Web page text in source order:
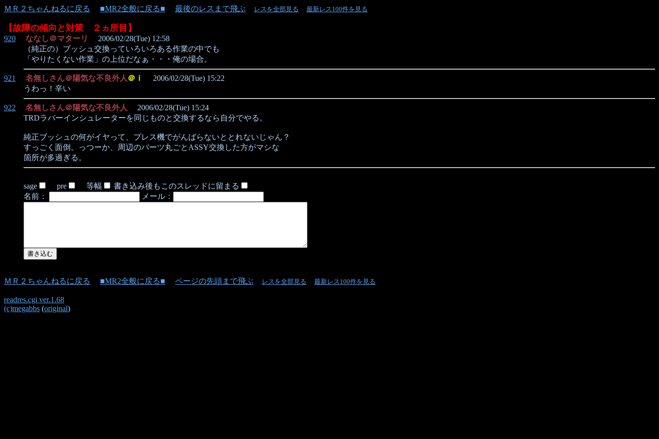
ＭＲ２ちゃんねるに戻る ■MR2全般に戻る■ 最後のレスまで飛ぶ レスを全部見る 最新レス100件を見る
【故障の傾向と対策 ２ヵ所目】
920 ななし＠マターリ
2006/02/28(Tue) 12:58
（純正の）ブッシュ交換っていろいろある作業の中でも
「やりたくない作業」の上位だなぁ・・・俺の場合。
921 名無しさん＠陽気な不良外人 ＠ｉ
2006/02/28(Tue) 15:22
うわっ！辛い
922 名無しさん＠陽気な不良外人
2006/02/28(Tue) 15:24
TRDラバーインシュレーターを同じものと交換するなら自分でやる。
純正ブッシュの何がイヤって、プレス機でがんばらないととれないじゃん？
すっごく面倒。っつーか、周辺のパーツ丸ごとASSY交換した方がマシな
箇所が多過ぎる。
sage pre 等幅
書き込み後もこのスレッドに留まる
名前：
メール：
ＭＲ２ちゃんねるに戻る ■MR2全般に戻る■ ページの先頭まで飛ぶ レスを全部見る 最新レス100件を見る
readres.cgi ver.1.68
(c)megabbs (original)